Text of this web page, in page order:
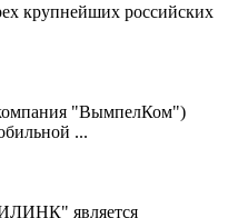
крупнейших российских
"ВымпелКом")
...
является